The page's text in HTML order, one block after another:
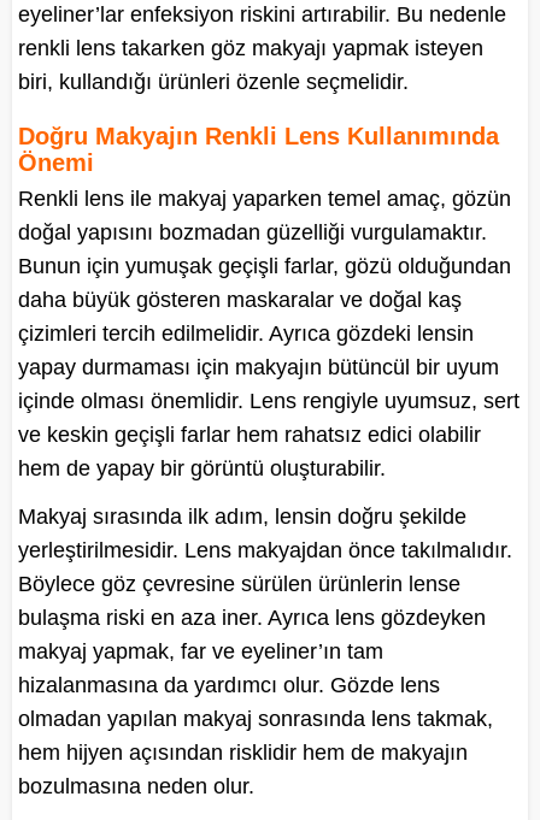
eyeliner’lar enfeksiyon riskini artırabilir. Bu nedenle
renkli lens takarken göz makyajı yapmak isteyen
biri, kullandığı ürünleri özenle seçmelidir.
Doğru Makyajın Renkli Lens Kullanımında
Önemi
Renkli lens ile makyaj yaparken temel amaç, gözün
doğal yapısını bozmadan güzelliği vurgulamaktır.
Bunun için yumuşak geçişli farlar, gözü olduğundan
daha büyük gösteren maskaralar ve doğal kaş
çizimleri tercih edilmelidir. Ayrıca gözdeki lensin
yapay durmaması için makyajın bütüncül bir uyum
içinde olması önemlidir. Lens rengiyle uyumsuz, sert
ve keskin geçişli farlar hem rahatsız edici olabilir
hem de yapay bir görüntü oluşturabilir.
Makyaj sırasında ilk adım, lensin doğru şekilde
yerleştirilmesidir. Lens makyajdan önce takılmalıdır.
Böylece göz çevresine sürülen ürünlerin lense
bulaşma riski en aza iner. Ayrıca lens gözdeyken
makyaj yapmak, far ve eyeliner’ın tam
hizalanmasına da yardımcı olur. Gözde lens
olmadan yapılan makyaj sonrasında lens takmak,
hem hijyen açısından risklidir hem de makyajın
bozulmasına neden olur.